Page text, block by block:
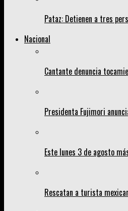
Pataz: Detienen a tres
Nacional
Cantante denuncia
Presidenta Fujimori
Este lunes 3 de agosto
Rescatan a turista